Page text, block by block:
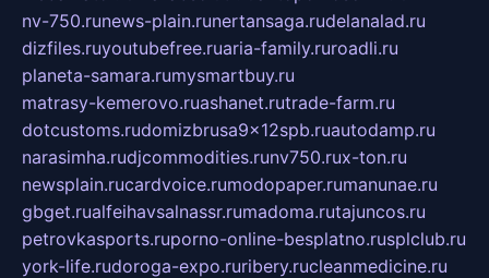
nv-750.runews-plain.runertansaga.rudelanalad.ru
dizfiles.ruyoutubefree.ruaria-family.ruroadli.ru
planeta-samara.rumysmartbuy.ru
matrasy-kemerovo.ruashanet.rutrade-farm.ru
dotcustoms.rudomizbrusa9x12spb.ruautodamp.ru
narasimha.rudjcommodities.runv750.rux-ton.ru
newsplain.rucardvoice.rumodopaper.rumanunae.ru
gbget.rualfeihavsalnassr.rumadoma.rutajuncos.ru
petrovkasports.ruporno-online-besplatno.rusplclub.ru
york-life.rudoroga-expo.ruribery.rucleanmedicine.ru